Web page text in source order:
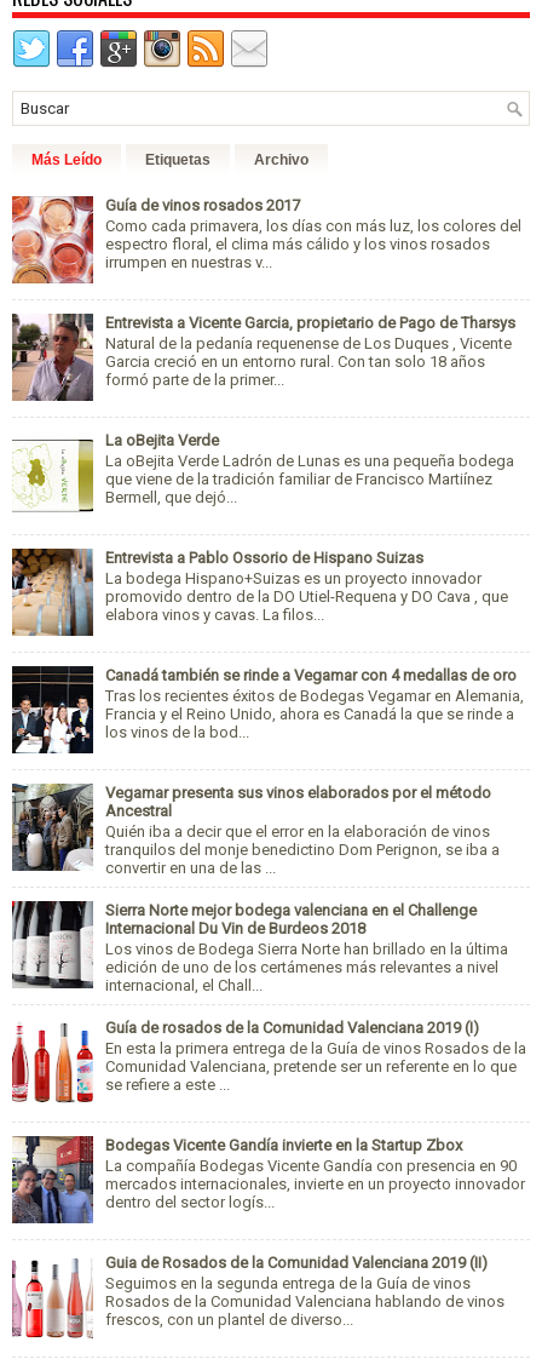
Más Leído Etiquetas Archivo
Guía de vinos rosados 2017
Como cada primavera, los días con más luz, los colores del
espectro floral, el clima más cálido y los vinos rosados
irrumpen en nuestras v...
Entrevista a Vicente Garcia, propietario de Pago de Tharsys
Natural de la pedanía requenense de Los Duques , Vicente
Garcia creció en un entorno rural. Con tan solo 18 años
formó parte de la primer...
La oBejita Verde
La oBejita Verde Ladrón de Lunas es una pequeña bodega
que viene de la tradición familiar de Francisco Martiínez
Bermell, que dejó...
Entrevista a Pablo Ossorio de Hispano Suizas
La bodega Hispano+Suizas es un proyecto innovador
promovido dentro de la DO Utiel-Requena y DO Cava , que
elabora vinos y cavas. La filos...
Canadá también se rinde a Vegamar con 4 medallas de oro
Tras los recientes éxitos de Bodegas Vegamar en Alemania,
Francia y el Reino Unido, ahora es Canadá la que se rinde a
los vinos de la bod...
Vegamar presenta sus vinos elaborados por el método
Ancestral
Quién iba a decir que el error en la elaboración de vinos
tranquilos del monje benedictino Dom Perignon, se iba a
convertir en una de las ...
Sierra Norte mejor bodega valenciana en el Challenge
Internacional Du Vin de Burdeos 2018
Los vinos de Bodega Sierra Norte han brillado en la última
edición de uno de los certámenes más relevantes a nivel
internacional, el Chall...
Guía de rosados de la Comunidad Valenciana 2019 (I)
En esta la primera entrega de la Guía de vinos Rosados de la
Comunidad Valenciana, pretende ser un referente en lo que
se refiere a este ...
Bodegas Vicente Gandía invierte en la Startup Zbox
La compañía Bodegas Vicente Gandía con presencia en 90
mercados internacionales, invierte en un proyecto innovador
dentro del sector logís...
Guia de Rosados de la Comunidad Valenciana 2019 (II)
Seguimos en la segunda entrega de la Guía de vinos
Rosados de la Comunidad Valenciana hablando de vinos
frescos, con un plantel de diverso...